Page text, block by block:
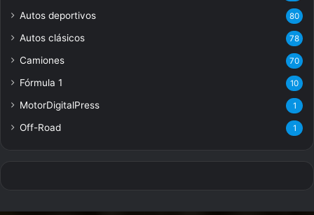
Autos deportivos 80
Autos clásicos 78
Camiones 70
Fórmula 1 10
MotorDigitalPress 1
Off-Road 1